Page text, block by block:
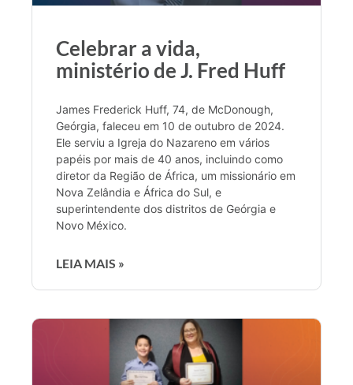
Celebrar a vida,
ministério de J. Fred Huff
James Frederick Huff, 74, de McDonough,
Geórgia, faleceu em 10 de outubro de 2024.
Ele serviu a Igreja do Nazareno em vários
papéis por mais de 40 anos, incluindo como
diretor da Região de África, um missionário em
Nova Zelândia e África do Sul, e
superintendente dos distritos de Geórgia e
Novo México.
LEIA MAIS »